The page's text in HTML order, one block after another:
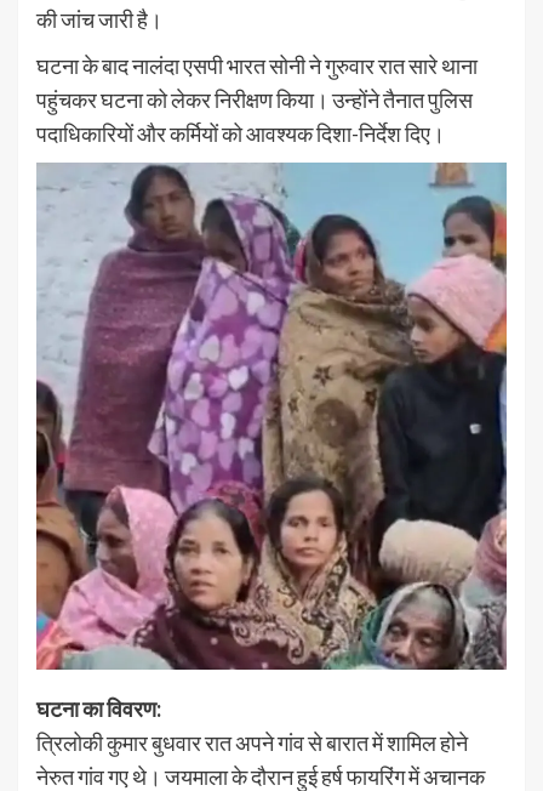
की जांच जारी है।
घटना के बाद नालंदा एसपी भारत सोनी ने गुरुवार रात सारे थाना
पहुंचकर घटना को लेकर निरीक्षण किया। उन्होंने तैनात पुलिस
पदाधिकारियों और कर्मियों को आवश्यक दिशा-निर्देश दिए।
घटना का विवरण:
त्रिलोकी कुमार बुधवार रात अपने गांव से बारात में शामिल होने
नेरुत गांव गए थे। जयमाला के दौरान हुई हर्ष फायरिंग में अचानक